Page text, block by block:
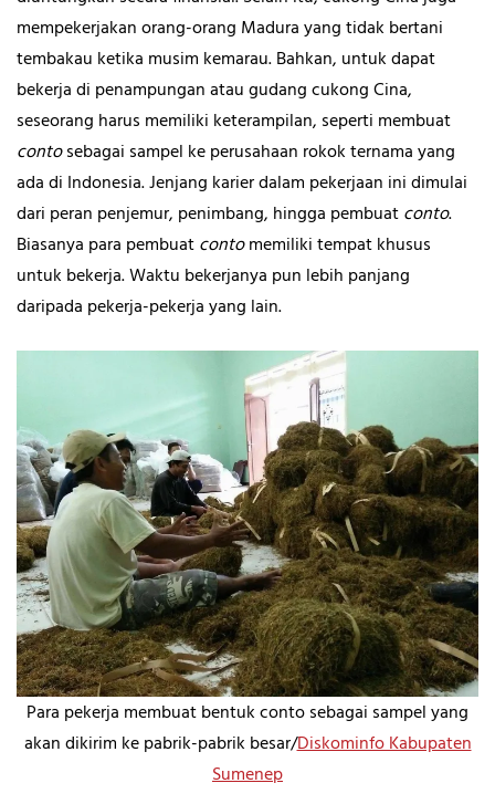
mempekerjakan orang-orang Madura yang tidak bertani
tembakau ketika musim kemarau. Bahkan, untuk dapat
bekerja di penampungan atau gudang cukong Cina,
seseorang harus memiliki keterampilan, seperti membuat
contosebagai sampel ke perusahaan rokok ternama yang
ada di Indonesia. Jenjang karier dalam pekerjaan ini dimulai
dari peran penjemur, penimbang, hingga pembuatconto.
Biasanya para pembuatcontomemiliki tempat khusus
untuk bekerja. Waktu bekerjanya pun lebih panjang
daripada pekerja-pekerja yang lain.
Para pekerja membuat bentuk conto sebagai sampel yang
akan dikirim ke pabrik-pabrik besar/Diskominfo Kabupaten
Sumenep